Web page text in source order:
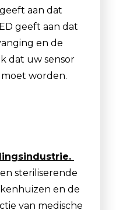
aan dat
geeft aan dat
en de
dat uw sensor
worden.
steriliserende
en de
van medische